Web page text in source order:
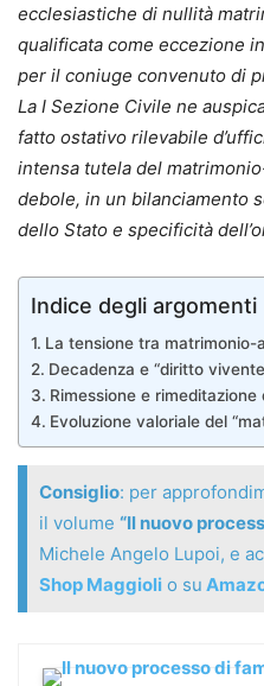
ecclesiastiche di nullità
qualificata come eccezione
per il coniuge convenuto di
La I Sezione Civile ne
fatto ostativo rilevabile
intensa tutela del
debole, in un bilanciamento
dello Stato e specificità
Indice degli argomenti
La tensione tra
Decadenza e “diritto
Rimessione e rimeditazione
Evoluzione valoriale del
Consiglio: per
il volume “Il nuovo
Michele Angelo Lupoi, e
Shop Maggioli o su